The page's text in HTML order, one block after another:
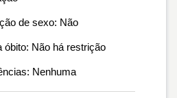
de sexo: Não
óbito: Não há restrição
Nenhuma